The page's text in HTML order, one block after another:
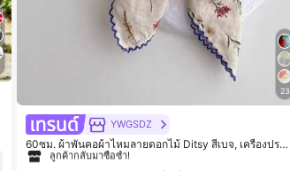
23
YWGSDZ
60ซม. ผ้าพันคอผ้าไหมลายดอกไม้ Ditsy สีเบจ, เครื่องประ
ดับใหม่สำหรับผู้หญิงฤดูใบไม้ผลิ/ฤดูใบไม้ร่วง, ผ้าพันคอผืน
#1 ขายดี
ลูกค้ากลับมาซื้อซ้ำ!
#1 ขายดี
#1 ขายดี